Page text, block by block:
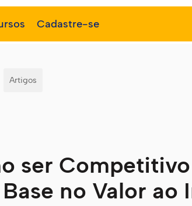
Cadastre-se
Artigos
ser
no Valor ao